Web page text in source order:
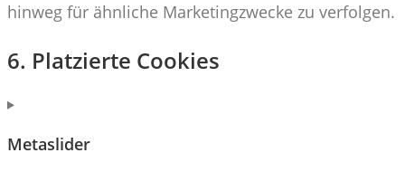
hinweg für ähnliche Marketingzwecke zu verfolgen.
6. Platzierte Cookies
Metaslider